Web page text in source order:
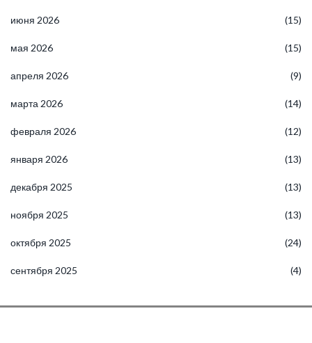
июня 2026 (15)
мая 2026 (15)
апреля 2026 (9)
марта 2026 (14)
февраля 2026 (12)
января 2026 (13)
декабря 2025 (13)
ноября 2025 (13)
октября 2025 (24)
сентября 2025 (4)